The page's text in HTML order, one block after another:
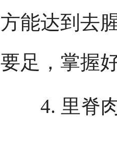
方能达到去
要足，掌握
4. 里脊肉